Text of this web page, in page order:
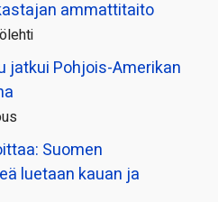
ammattitaito
jatkui Pohjois-Amerikan
Suomen
luetaan kauan ja